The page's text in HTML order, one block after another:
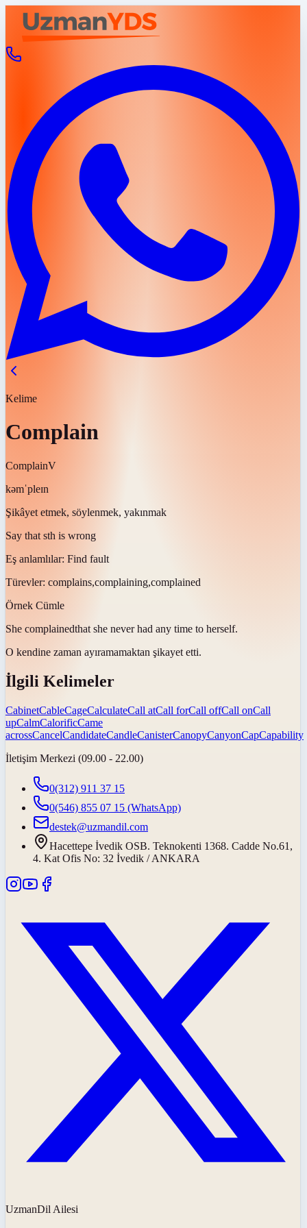
Kelime
Complain
ComplainV
kəmˈpleɪn
Şikâyet etmek, söylenmek, yakınmak
Say that sth is wrong
Eş anlamlılar: Find fault
Türevler: complains,complaining,complained
Örnek Cümle
She complainedthat she never had any time to herself.
O kendine zaman ayıramamaktan şikayet etti.
İlgili Kelimeler
CabinetCableCageCalculateCall atCall forCall offCall onCall
upCalmCalorificCame
acrossCancelCandidateCandleCanisterCanopyCanyonCapCapability
İletişim Merkezi (09.00 - 22.00)
0(312) 911 37 15
0(546) 855 07 15 (WhatsApp)
destek@uzmandil.com
Hacettepe İvedik OSB. Teknokenti 1368. Cadde No.61,
4. Kat Ofis No: 32 İvedik / ANKARA
UzmanDil Ailesi